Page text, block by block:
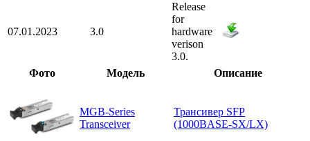
07.01.2023 3.0
Release
for
hardware
verison
3.0.
Фото
Модель Описание
MGB-Series
Transceiver
Трансивер SFP
(1000BASE-SX/LX)